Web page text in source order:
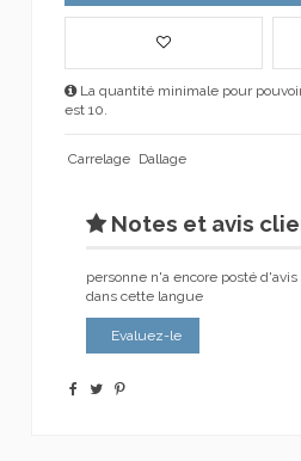
La quantité minimale pour
est 10.
Carrelage Dallage
Notes et avis
personne n'a encore posté d'avis
dans cette langue
Evaluez-le